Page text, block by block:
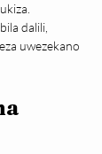
dalili,
uwezekano